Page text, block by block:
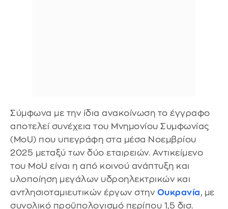
Σύμφωνα με την ίδια ανακοίνωση το έγγραφο
αποτελεί συνέχεια του Μνημονίου Συμφωνίας
(MoU) που υπεγράφη στα μέσα Νοεμβρίου
2025 μεταξύ των δύο εταιρειών. Αντικείμενο
του MoU είναι η από κοινού ανάπτυξη και
υλοποίηση μεγάλων υδροηλεκτρικών και
αντλησιοταμιευτικών έργων στην Ουκρανία, με
συνολικό προϋπολογισμό περίπου 1,5 δισ.